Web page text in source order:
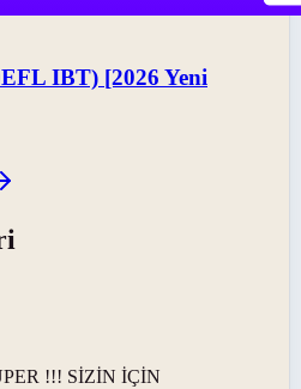
IBT) [2026 Yeni
!!! SİZİN İÇİN